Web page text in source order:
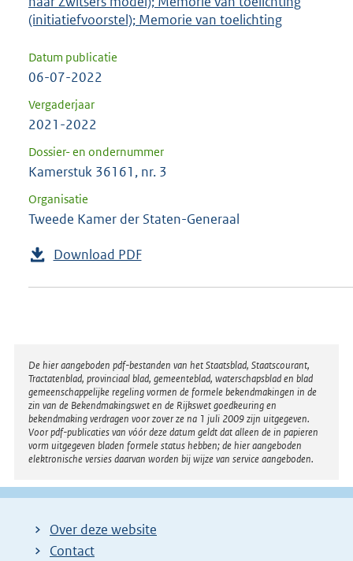
(initiatiefvoorstel); Memorie van toelichting
Datum publicatie
06-07-2022
Vergaderjaar
2021-2022
Dossier- en ondernummer
Kamerstuk 36161, nr. 3
Organisatie
Tweede Kamer der Staten-Generaal
Download PDF
Disclaimer
De hier aangeboden pdf-bestanden van het Staatsblad, Staatscourant,
Tractatenblad, provinciaal blad, gemeenteblad, waterschapsblad en blad
gemeenschappelijke regeling vormen de formele bekendmakingen in de
zin van de Bekendmakingswet en de Rijkswet goedkeuring en
bekendmaking verdragen voor zover ze na 1 juli 2009 zijn uitgegeven.
Voor pdf-publicaties van vóór deze datum geldt dat alleen de in papieren
vorm uitgegeven bladen formele status hebben; de hier aangeboden
elektronische versies daarvan worden bij wijze van service aangeboden.
Over deze website
Contact